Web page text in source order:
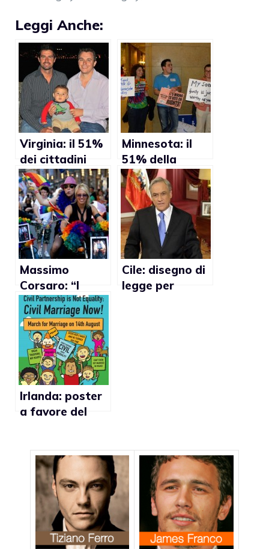
Leggi Anche:
Virginia: il 51%
dei cittadini
favorevole alle
adozioni gay
Minnesota: il
51% della
popolazione
contrario al
matrimonio
gay”
Massimo
Corsaro: “I
matrimoni gay
hanno causato
la crisi
economica in
Spagna”
Cile: disegno di
legge per
Irlanda: poster
a favore del
polemiche